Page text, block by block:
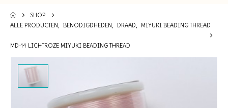
SHOP
ALLE PRODUCTEN, BENODIGDHEDEN, DRAAD, MIYUKI BEADING THREAD
MD-14 LICHTROZE MIYUKI BEADING THREAD